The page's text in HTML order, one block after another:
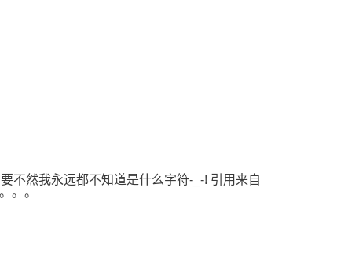
不然我永远都不知道是什么字符-_-! 引用来自
。。